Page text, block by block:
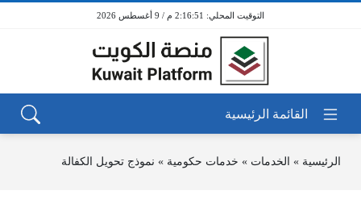
2:16:51 م / 9 أغسطس 2026
الرئيسية » الخدمات » خدمات حكومية » نموذج تحويل الكفالة